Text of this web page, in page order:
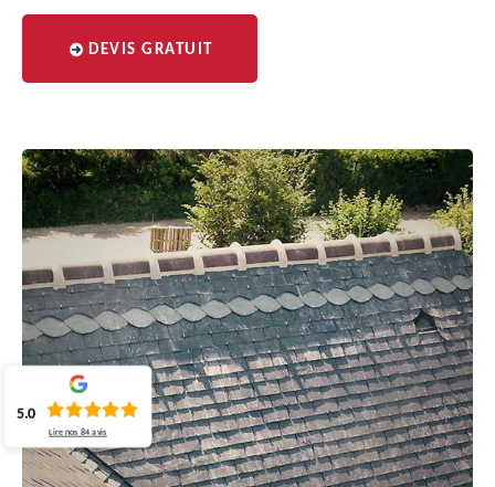
DEVIS GRATUIT
5.0
Lire nos84 avis